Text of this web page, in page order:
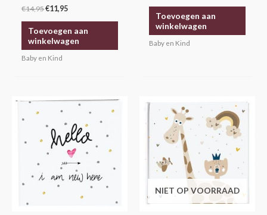
€14,95€11,95
Toevoegen aan
winkelwagen
Baby en Kind
Toevoegen aan
winkelwagen
Baby en Kind
NIET OP VOORRAAD